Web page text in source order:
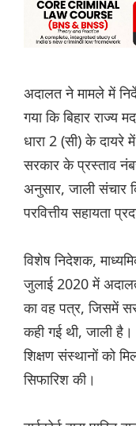
अदालत ने मामले में
गया कि बिहार राज्य
धारा 2 (सी) के
सरकार के प्रस्ताव
अनुसार, जाली
परवित्तीय सहायता
विशेष निदेशक,
जुलाई 2020 में
का वह पत्र, जिसमें
कही गई थी, जाली
शिक्षण संस्थानों को
सिफारिश की।